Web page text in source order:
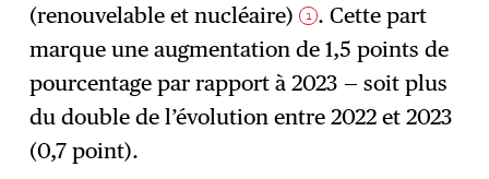
(renouvelable et nucléaire) 1 . Cette part
marque une augmentation de 1,5 points de
pourcentage par rapport à 2023 — soit plus
du double de l’évolution entre 2022 et 2023
(0,7 point).